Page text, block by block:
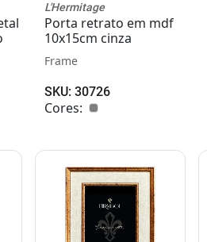
L'Hermitage
Porta retrato em mdf
10x15cm cinza
Frame
SKU: 30726
Cores: